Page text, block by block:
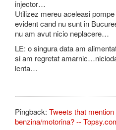
injector…
Utilizez mereu aceleasi
evident cand nu sunt in
nu am avut nicio neplacere…
LE: o singura data am
si am regretat
lenta…
Pingback: Tweets that
benzina/motorina? --